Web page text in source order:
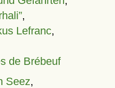
,
Lefranc,
de Brébeuf
Seez,